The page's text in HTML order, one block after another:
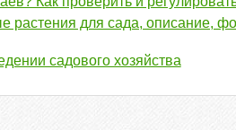
растения для сада, описание,
садового хозяйства